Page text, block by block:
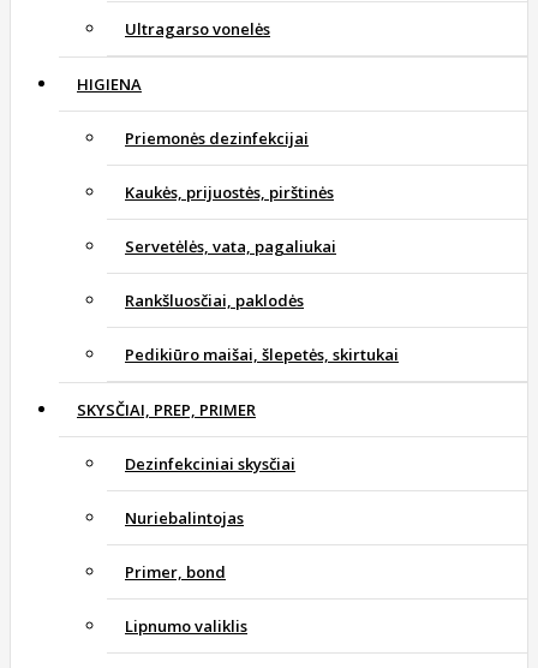
Ultragarso vonelės
HIGIENA
Priemonės dezinfekcijai
Kaukės, prijuostės, pirštinės
Servetėlės, vata, pagaliukai
Rankšluosčiai, paklodės
Pedikiūro maišai, šlepetės, skirtukai
SKYSČIAI, PREP, PRIMER
Dezinfekciniai skysčiai
Nuriebalintojas
Primer, bond
Lipnumo valiklis